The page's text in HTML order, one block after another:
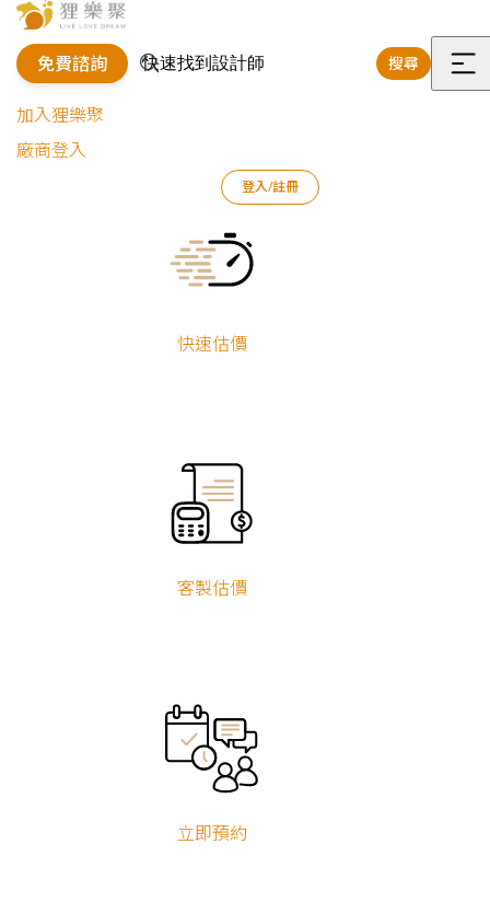
免費諮詢 搜尋
選
加入狸樂聚
廠商登入
登入/註冊
快速估價
客製估價
立即預約
案例文章
Current:
貓狗共居｜現代極簡寵物宅